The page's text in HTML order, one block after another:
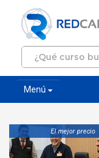
Menú
El mejor precio